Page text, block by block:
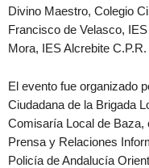
Divino Maestro, Colegio
Francisco de Velasco,
Mora, IES Alcrebite
El evento fue organizado
Ciudadana de la Brigada
Comisaría Local de Baza,
Prensa y Relaciones
Policía de Andalucía